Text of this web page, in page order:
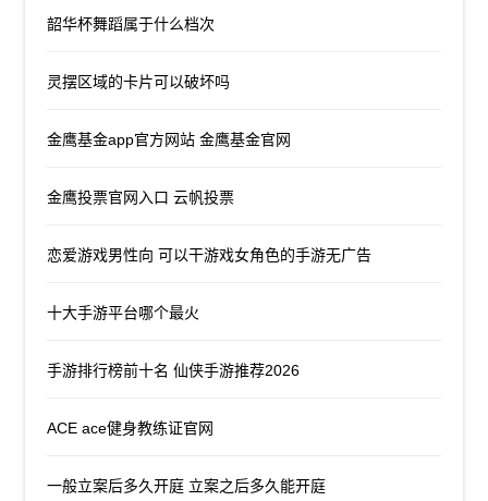
韶华杯舞蹈属于什么档次
灵摆区域的卡片可以破坏吗
金鹰基金app官方网站 金鹰基金官网
金鹰投票官网入口 云帆投票
恋爱游戏男性向 可以干游戏女角色的手游无广告
十大手游平台哪个最火
手游排行榜前十名 仙侠手游推荐2026
ACE ace健身教练证官网
一般立案后多久开庭 立案之后多久能开庭